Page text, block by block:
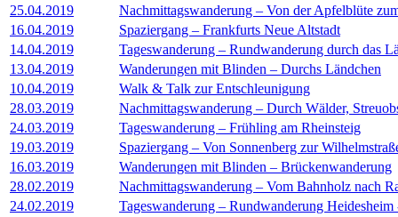
25.04.2019
Nachmittagswanderung – Von der Apfelblüte
16.04.2019
Spaziergang – Frankfurts Neue Altstadt
14.04.2019
Tageswanderung – Rundwanderung durch das
13.04.2019
Wanderungen mit Blinden – Durchs Ländchen
10.04.2019
Walk & Talk zur Entschleunigung
28.03.2019
Nachmittagswanderung – Durch Wälder,
24.03.2019
Tageswanderung – Frühling am Rheinsteig
19.03.2019
Spaziergang – Von Sonnenberg zur
16.03.2019
Wanderungen mit Blinden – Brückenwanderung
28.02.2019
Nachmittagswanderung – Vom Bahnholz nach
24.02.2019
Tageswanderung – Rundwanderung